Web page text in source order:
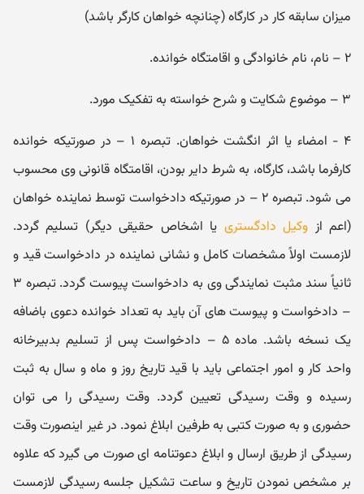
میزان سابقه کار در کارگاه (چنانچه خواهان کارگر باشد)
۲ – نام، نام‌ خانوادگی و اقامتگاه خوانده.
۳ – موضوع شکایت و شرح خواسته به تفکیک مورد.
۴ - امضاء یا اثر انگشت خواهان. تبصره ۱ – در صورتیکه خوانده
کارفرما باشد، کارگاه، به شرط دایر بودن، اقامتگاه قانونی وی محسوب
می‌ شود. تبصره ۲ – در صورتیکه دادخواست توسط نماینده خواهان
(اعم از وکیل دادگستری یا اشخاص حقیقی دیگر) تسلیم گردد.
لازمست اولاً مشخصات کامل و نشانی نماینده در دادخواست قید و
ثانیاً سند مثبت نمایندگی وی به دادخواست پیوست گردد. تبصره ۳
– دادخواست و پیوست های آن باید به تعداد خوانده دعوی باضافه
یک نسخه باشد. ماده ۵ – دادخواست پس از تسلیم بدبیرخانه
واحد کار و امور اجتماعی باید با قید تاریخ روز و ماه و سال به ثبت
رسیده و وقت رسیدگی تعیین گردد. وقت رسیدگی را می‌ توان
حضوری و به صورت کتبی به طرفین ابلاغ نمود. در غیر اینصورت وقت
رسیدگی از طریق ارسال و ابلاغ دعوتنامه‌ ای صورت می‌ گیرد که علاوه‌
بر مشخص نمودن تاریخ و ساعت تشکیل جلسه رسیدگی لازمست